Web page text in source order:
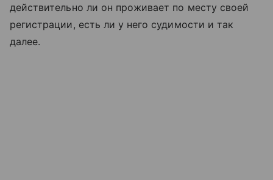
действительно ли он проживает по месту своей
регистрации, есть ли у него судимости и так
далее.